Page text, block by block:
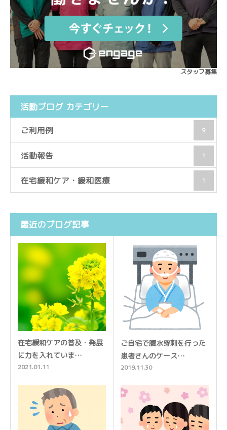
スタッフ募集
活動ブログ カテゴリー
ご利用例 9
活動報告 1
在宅緩和ケア・緩和医療 1
最近のブログ記事
在宅緩和ケアの普及・発展
に力を入れていま…
2021.01.11
ご自宅で腹水穿刺を行った
患者さんのケース…
2019.11.30